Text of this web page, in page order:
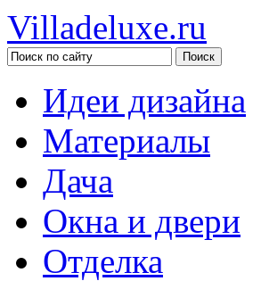
Villadeluxe.ru
Идеи дизайна
Материалы
Дача
Окна и двери
Отделка